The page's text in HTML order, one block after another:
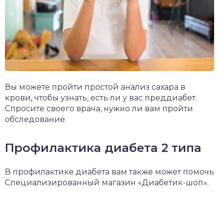
Вы можете пройти простой анализ сахара в
крови, чтобы узнать, есть ли у вас преддиабет.
Спросите своего врача, нужно ли вам пройти
обследование.
Профилактика диабета 2 типа
В профилактике диабета вам также может помочь
Специализированный магазин «Диабетик-шоп».